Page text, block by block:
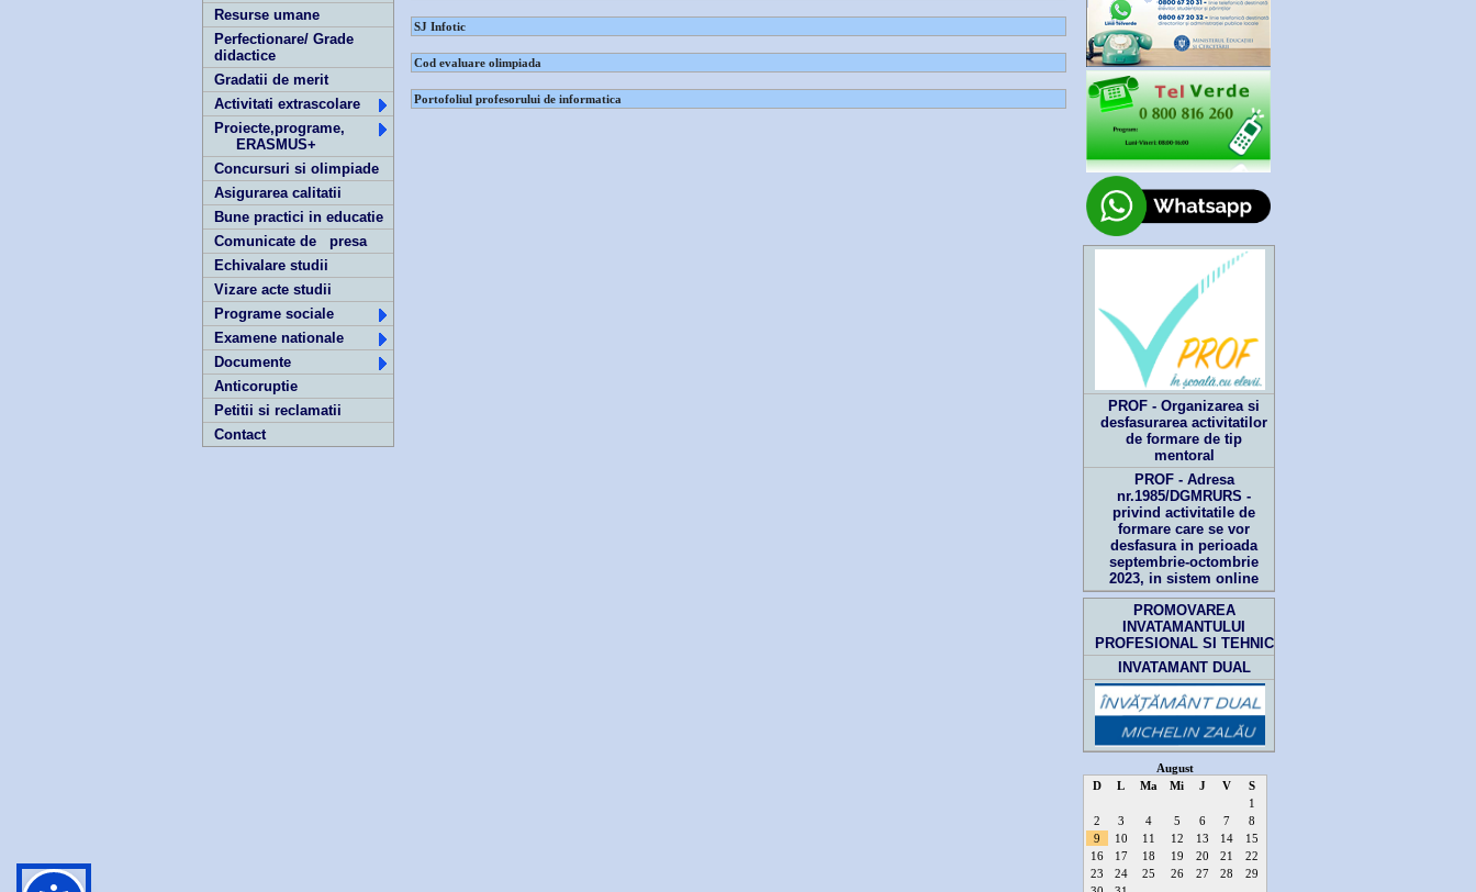
Resurse umane
Perfectionare/ Grade
didactice
Gradatii de merit
Activitati extrascolare
Proiecte,programe,
ERASMUS+
Concursuri si olimpiade
Asigurarea calitatii
Bune practici in educatie
Comunicate de presa
Echivalare studii
Vizare acte studii
Programe sociale
Examene nationale
Documente
Anticoruptie
Petitii si reclamatii
Contact
SJ Infotic
Cod evaluare olimpiada
Portofoliul profesorului de informatica
PROF - Organizarea si
desfasurarea activitatilor
de formare de tip
mentoral
PROF - Adresa
nr.1985/DGMRURS -
privind activitatile de
formare care se vor
desfasura in perioada
septembrie-octombrie
2023, in sistem online
PROMOVAREA
INVATAMANTULUI
PROFESIONAL SI TEHNIC
INVATAMANT DUAL
August
D
L Ma Mi J V
S
1
2
3 4 5 6 7
8
9
10 11 12 13 14
15
16
17 18 19 20 21
22
23
24 25 26 27 28
29